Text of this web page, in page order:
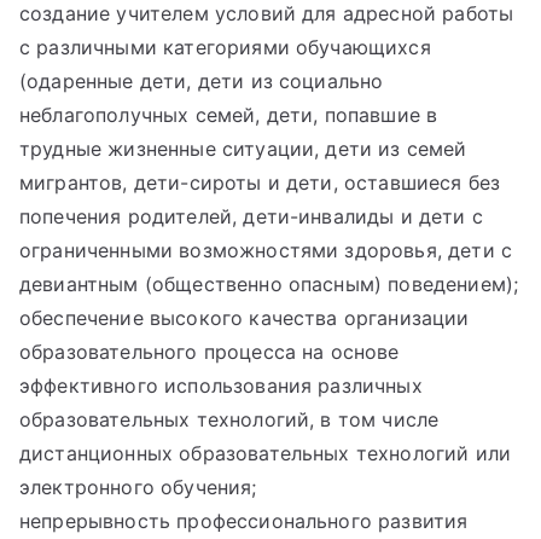
создание учителем условий для адресной работы
с различными категориями обучающихся
(одаренные дети, дети из социально
неблагополучных семей, дети, попавшие в
трудные жизненные ситуации, дети из семей
мигрантов, дети-сироты и дети, оставшиеся без
попечения родителей, дети-инвалиды и дети с
ограниченными возможностями здоровья, дети с
девиантным (общественно опасным) поведением);
обеспечение высокого качества организации
образовательного процесса на основе
эффективного использования различных
образовательных технологий, в том числе
дистанционных образовательных технологий или
электронного обучения;
непрерывность профессионального развития